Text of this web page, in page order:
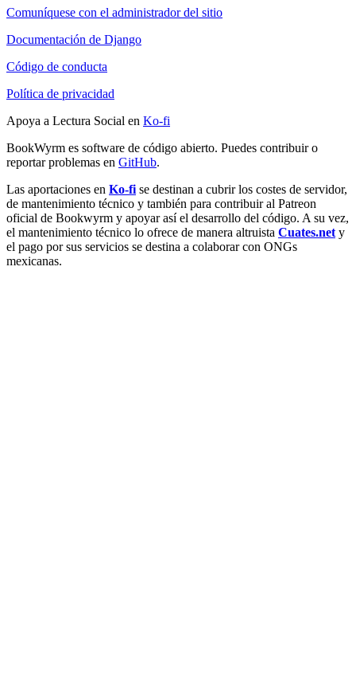
Comuníquese con el administrador del sitio
Documentación de Django
Código de conducta
Política de privacidad
Apoya a Lectura Social en Ko-fi
BookWyrm es software de código abierto. Puedes contribuir o
reportar problemas en GitHub.
Las aportaciones en Ko-fi se destinan a cubrir los costes de servidor,
de mantenimiento técnico y también para contribuir al Patreon
oficial de Bookwyrm y apoyar así el desarrollo del código. A su vez,
el mantenimiento técnico lo ofrece de manera altruista Cuates.net y
el pago por sus servicios se destina a colaborar con ONGs
mexicanas.